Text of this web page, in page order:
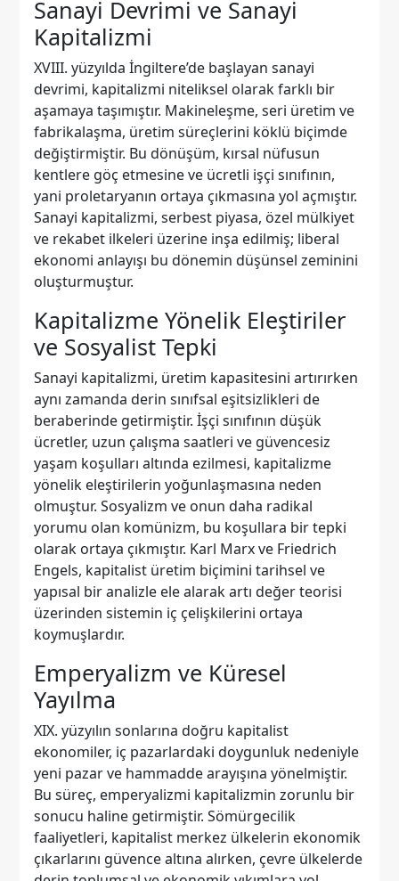
Sanayi Devrimi ve Sanayi
Kapitalizmi
XVIII. yüzyılda İngiltere’de başlayan sanayi
devrimi, kapitalizmi niteliksel olarak farklı bir
aşamaya taşımıştır. Makineleşme, seri üretim ve
fabrikalaşma, üretim süreçlerini köklü biçimde
değiştirmiştir. Bu dönüşüm, kırsal nüfusun
kentlere göç etmesine ve ücretli işçi sınıfının,
yani proletaryanın ortaya çıkmasına yol açmıştır.
Sanayi kapitalizmi, serbest piyasa, özel mülkiyet
ve rekabet ilkeleri üzerine inşa edilmiş; liberal
ekonomi anlayışı bu dönemin düşünsel zeminini
oluşturmuştur.
Kapitalizme Yönelik Eleştiriler
ve Sosyalist Tepki
Sanayi kapitalizmi, üretim kapasitesini artırırken
aynı zamanda derin sınıfsal eşitsizlikleri de
beraberinde getirmiştir. İşçi sınıfının düşük
ücretler, uzun çalışma saatleri ve güvencesiz
yaşam koşulları altında ezilmesi, kapitalizme
yönelik eleştirilerin yoğunlaşmasına neden
olmuştur. Sosyalizm ve onun daha radikal
yorumu olan komünizm, bu koşullara bir tepki
olarak ortaya çıkmıştır. Karl Marx ve Friedrich
Engels, kapitalist üretim biçimini tarihsel ve
yapısal bir analizle ele alarak artı değer teorisi
üzerinden sistemin iç çelişkilerini ortaya
koymuşlardır.
Emperyalizm ve Küresel
Yayılma
XIX. yüzyılın sonlarına doğru kapitalist
ekonomiler, iç pazarlardaki doygunluk nedeniyle
yeni pazar ve hammadde arayışına yönelmiştir.
Bu süreç, emperyalizmi kapitalizmin zorunlu bir
sonucu haline getirmiştir. Sömürgecilik
faaliyetleri, kapitalist merkez ülkelerin ekonomik
çıkarlarını güvence altına alırken, çevre ülkelerde